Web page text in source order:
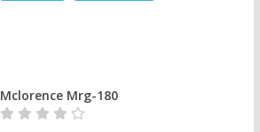
Mclorence Mrg-180